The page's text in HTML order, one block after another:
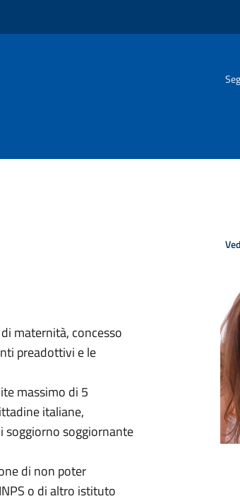
maternità, concesso
preadottivi e le
massimo di 5
italiane,
soggiorno soggiornante
di non poter
o di altro istituto